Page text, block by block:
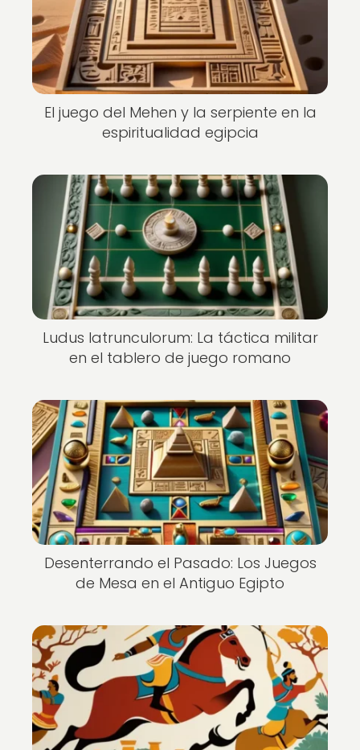
El juego del Mehen y la serpiente en la
espiritualidad egipcia
Ludus latrunculorum: La táctica militar
en el tablero de juego romano
Desenterrando el Pasado: Los Juegos
de Mesa en el Antiguo Egipto